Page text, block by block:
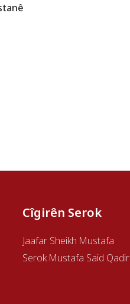
Cîgirên Serok
Jaafar Sheikh Mustafa
Serok Mustafa Said Qadir